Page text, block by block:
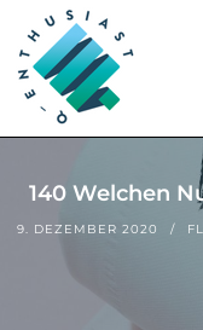
140 Welchen
9. DEZEMBER 2020